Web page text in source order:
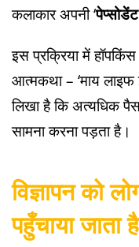
कलाकार अपनी ‘
इस प्रक्रिया में
आत्मकथा – ‘माय लाइफ
लिखा है कि अत्यधिक
सामना करना पड़ता है।
विज्ञापन को
पहुँचाया जाता है